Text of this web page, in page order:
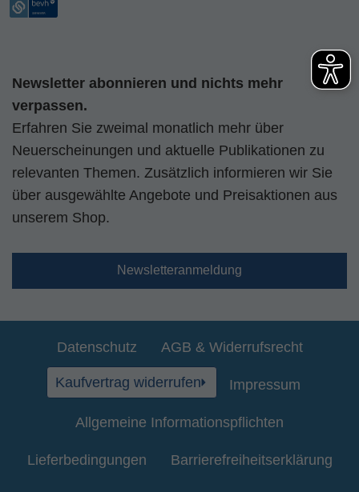
Newsletter abonnieren und nichts mehr
verpassen.
Erfahren Sie zweimal monatlich mehr über
Neuerscheinungen und aktuelle Publikationen zu
relevanten Themen. Zusätzlich informieren wir Sie
über ausgewählte Angebote und Preisaktionen aus
unserem Shop.
Newsletteranmeldung
Datenschutz AGB & Widerrufsrecht
Kaufvertrag widerrufen Impressum
Allgemeine Informationspflichten
Lieferbedingungen Barrierefreiheitserklärung